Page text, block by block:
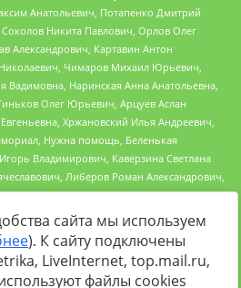
uploaded/files/reestr-
2024.pdfданные на22.03.2024
сайта мы используем
). К сайту подключены
LiveInternet, top.mail.ru,
файлы cookies